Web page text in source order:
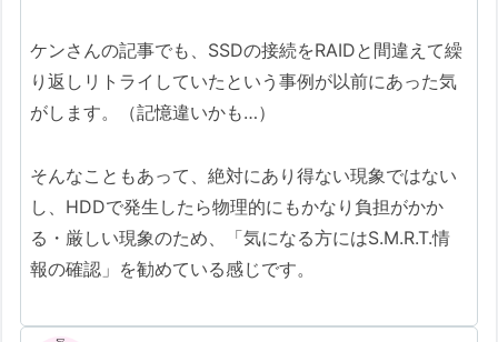
ケンさんの記事でも、SSDの接続をRAIDと間違えて繰
り返しリトライしていたという事例が以前にあった気
がします。（記憶違いかも…）
そんなこともあって、絶対にあり得ない現象ではない
し、HDDで発生したら物理的にもかなり負担がかか
る・厳しい現象のため、「気になる方にはS.M.R.T.情
報の確認」を勧めている感じです。